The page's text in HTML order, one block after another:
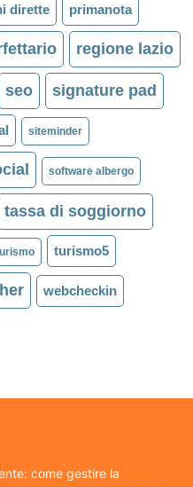
dirette primanota
regione lazio
seo signature pad
siteminder
software albergo
tassa di soggiorno
turismo5
webcheckin
come gestire la